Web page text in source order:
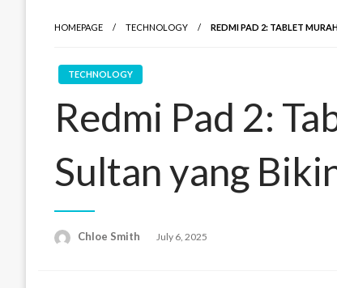
HOMEPAGE TECHNOLOGY REDMI PAD 2: TABLET
TECHNOLOGY
Redmi Pad 2:
Sultan yang
Chloe Smith
Posted
July 6, 2025